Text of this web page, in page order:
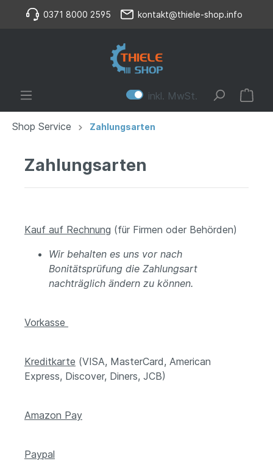
0371 8000 2595 kontakt@thiele-shop.info
inkl. MwSt.
Shop Service Zahlungsarten
Zahlungsarten
Kauf auf Rechnung (für Firmen oder Behörden)
Wir behalten es uns vor nach
Bonitätsprüfung die Zahlungsart
nachträglich ändern zu können.
Vorkasse
Kreditkarte (VISA, MasterCard, American
Express, Discover, Diners, JCB)
Amazon Pay
Paypal